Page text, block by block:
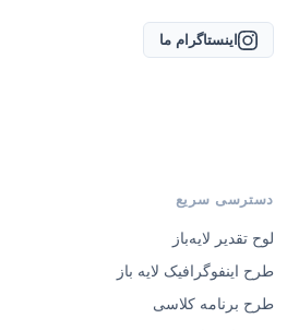
اینستاگرام ما
دسترسی سریع
لوح تقدیر لایه‌باز
طرح اینفوگرافیک لایه باز
طرح برنامه کلاسی